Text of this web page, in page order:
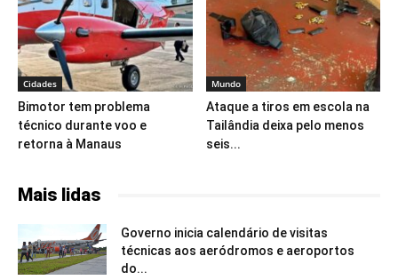
Cidades
Bimotor tem problema
técnico durante voo e
retorna à Manaus
Mundo
Ataque a tiros em escola na
Tailândia deixa pelo menos
seis...
Mais lidas
Governo inicia calendário de visitas
técnicas aos aeródromos e aeroportos
do...